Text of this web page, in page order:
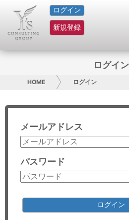
ログイン
新規登録
HOME
サービス紹介
グループ概要
採用情報
お問い合わせ
コンサルティング
リサーチ
ログイン
HOME ログイン
メールアドレス
パスワード
ログイン